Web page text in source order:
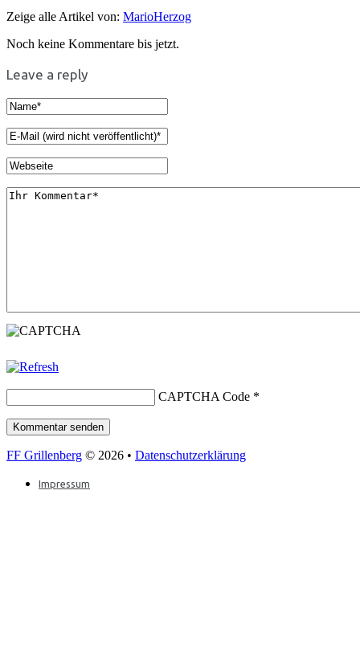
Zeige alle Artikel von: MarioHerzog
Noch keine Kommentare bis jetzt.
Leave a reply
CAPTCHA Code *
FF Grillenberg © 2026 • Datenschutzerklärung
Impressum